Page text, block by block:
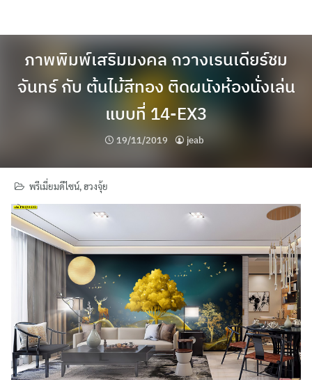
ภาพพิมพ์เสริมมงคล กวางเรนเดียร์ชม
จันทร์ กับ ต้นไม้สีทอง ติดผนังห้องนั่งเล่น
แบบที่ 14-EX3
19/11/2019 jeab
พรีเมี่ยมดีไซน์,ฮวงจุ้ย